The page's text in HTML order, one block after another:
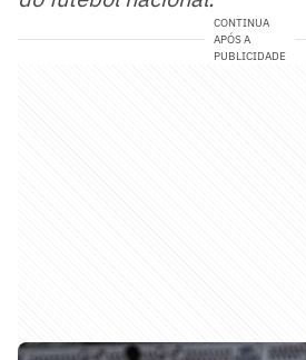
CONTINUA
APÓS A
PUBLICIDADE